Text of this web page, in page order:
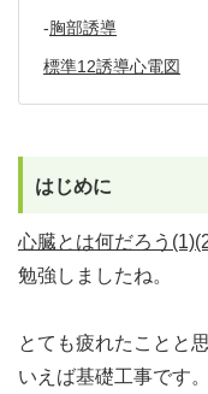
-胸部誘導
標準12誘導心電図
はじめに
心臓とは何だろう(1)
勉強しましたね。
とても疲れたことと
いえば基礎工事です